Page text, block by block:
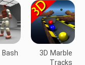
3D Marble
Tracks
Bash